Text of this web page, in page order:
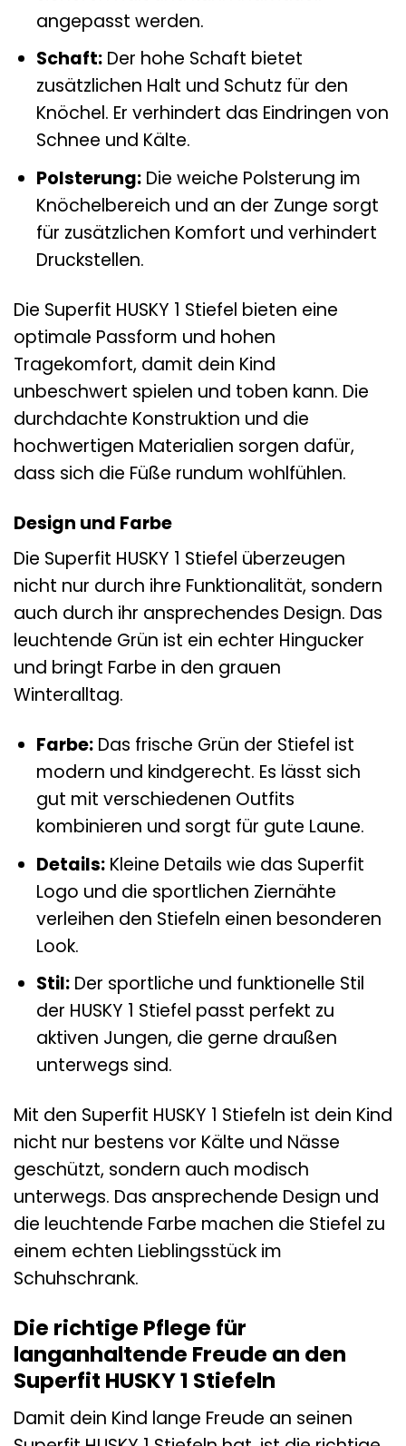
angepasst werden.
Schaft:Der hohe Schaft bietet
zusätzlichen Halt und Schutz für den
Knöchel. Er verhindert das Eindringen von
Schnee und Kälte.
Polsterung:Die weiche Polsterung im
Knöchelbereich und an der Zunge sorgt
für zusätzlichen Komfort und verhindert
Druckstellen.
Die Superfit HUSKY 1 Stiefel bieten eine
optimale Passform und hohen
Tragekomfort, damit dein Kind
unbeschwert spielen und toben kann. Die
durchdachte Konstruktion und die
hochwertigen Materialien sorgen dafür,
dass sich die Füße rundum wohlfühlen.
Design und Farbe
Die Superfit HUSKY 1 Stiefel überzeugen
nicht nur durch ihre Funktionalität, sondern
auch durch ihr ansprechendes Design. Das
leuchtende Grün ist ein echter Hingucker
und bringt Farbe in den grauen
Winteralltag.
Farbe:Das frische Grün der Stiefel ist
modern und kindgerecht. Es lässt sich
gut mit verschiedenen Outfits
kombinieren und sorgt für gute Laune.
Details:Kleine Details wie das Superfit
Logo und die sportlichen Ziernähte
verleihen den Stiefeln einen besonderen
Look.
Stil:Der sportliche und funktionelle Stil
der HUSKY 1 Stiefel passt perfekt zu
aktiven Jungen, die gerne draußen
unterwegs sind.
Mit den Superfit HUSKY 1 Stiefeln ist dein Kind
nicht nur bestens vor Kälte und Nässe
geschützt, sondern auch modisch
unterwegs. Das ansprechende Design und
die leuchtende Farbe machen die Stiefel zu
einem echten Lieblingsstück im
Schuhschrank.
Die richtige Pflege für
langanhaltende Freude an den
Superfit HUSKY 1 Stiefeln
Damit dein Kind lange Freude an seinen